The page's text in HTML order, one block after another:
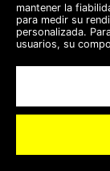
Recursos
Para doctores
mantener la
para medir su
personalizada.
usuarios, su